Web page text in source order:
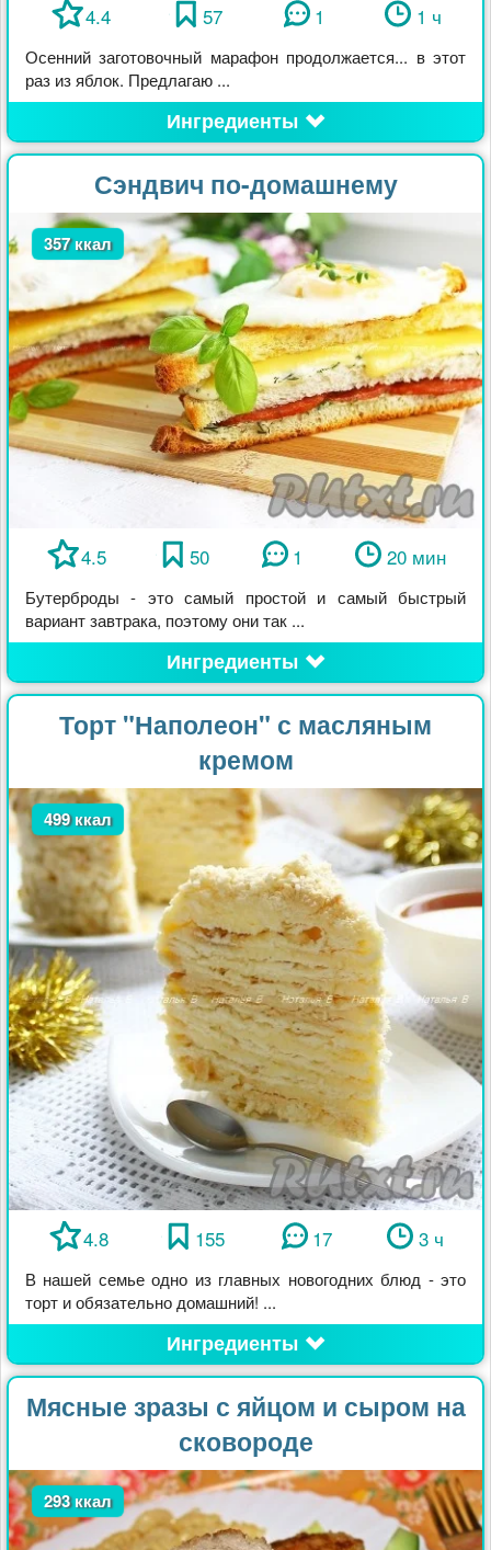
4.4 57 1 1 ч
Осенний заготовочный марафон продолжается... в этот
раз из яблок. Предлагаю ...
Ингредиенты
Сэндвич по-домашнему
357 ккал
4.5 50 1 20 мин
Бутерброды - это самый простой и самый быстрый
вариант завтрака, поэтому они так ...
Ингредиенты
Торт "Наполеон" с масляным
кремом
499 ккал
4.8 155 17 3 ч
В нашей семье одно из главных новогодних блюд - это
торт и обязательно домашний! ...
Ингредиенты
Мясные зразы с яйцом и сыром на
сковороде
293 ккал